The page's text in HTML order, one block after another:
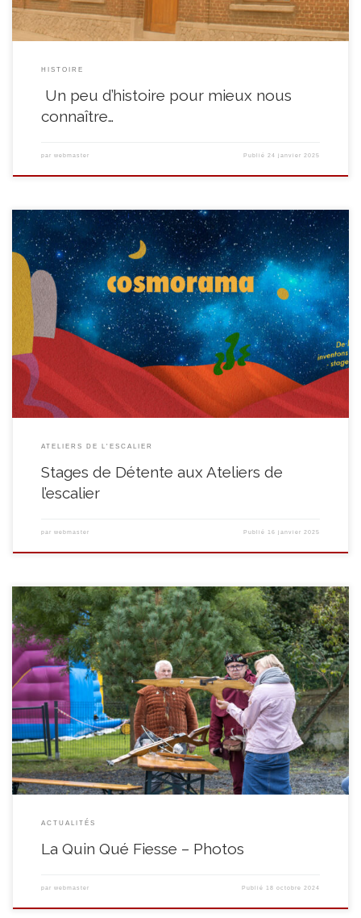
HISTOIRE
Un peu d’histoire pour mieux nous
connaître…
par webmaster Publié 24 janvier 2025
Thématique annuelle : Cosmorama, ré-inventons le Monde ensemble Une
invitation à l’exploration des mondes possibles et de la créativité ? C’est
notre proposition pour cette nouvelle année de stages créatifs sous le
thème de Cosmorama ! Le CEC Ateliers de l’escalier vous embarque pour
un voyage à travers les mondes […]
ATELIERS DE L'ESCALIER
Stages de Détente aux Ateliers de
l’escalier
par webmaster Publié 16 janvier 2025
Revivez en photos les 45 ans de l’asbl Le Quinquet ! L’ensemble des services
célébrait cet anniversaire le 28 septembre dès 11h, dans la cour et les
jardins du 15 rue de Neufvilles (Soignies) Ambiance « chic & chill », avec 3
bars (vins, champagne et bières), concerts et match d’impro sous […]
ACTUALITÉS
La Quin Qué Fiesse – Photos
par webmaster Publié 18 octobre 2024